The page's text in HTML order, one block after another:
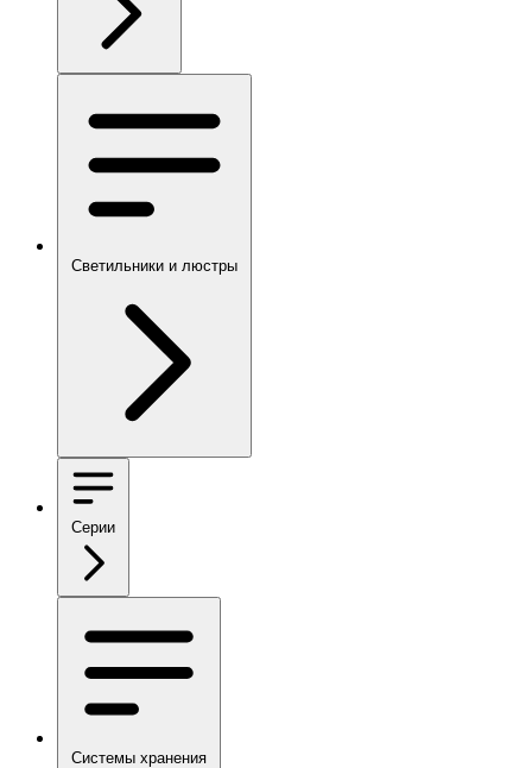
Светильники и люстры
Серии
Системы хранения